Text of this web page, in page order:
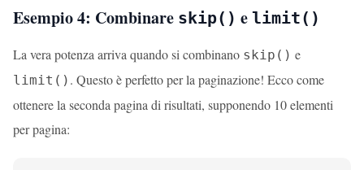
Esempio 4: Combinare skip() e limit()
La vera potenza arriva quando si combinano skip() e
limit() . Questo è perfetto per la paginazione! Ecco come
ottenere la seconda pagina di risultati, supponendo 10 elementi
per pagina: